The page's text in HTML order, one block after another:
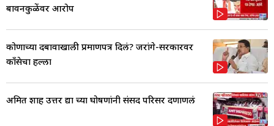
बावनकुळेंवर आरोप
कोणाच्या दबावाखाली प्रमाणपत्र दिलं? जरांगे-सरकारवर
काँग्रेसचा हल्ला
अमित शाह उत्तर द्या च्या घोषणांनी संसद परिसर दणाणलं